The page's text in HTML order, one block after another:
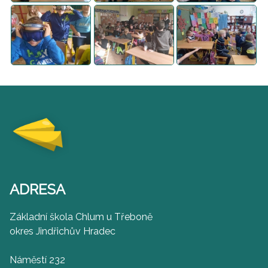
ADRESA
Základní škola Chlum u Třeboně
okres Jindřichův Hradec
Náměstí 232